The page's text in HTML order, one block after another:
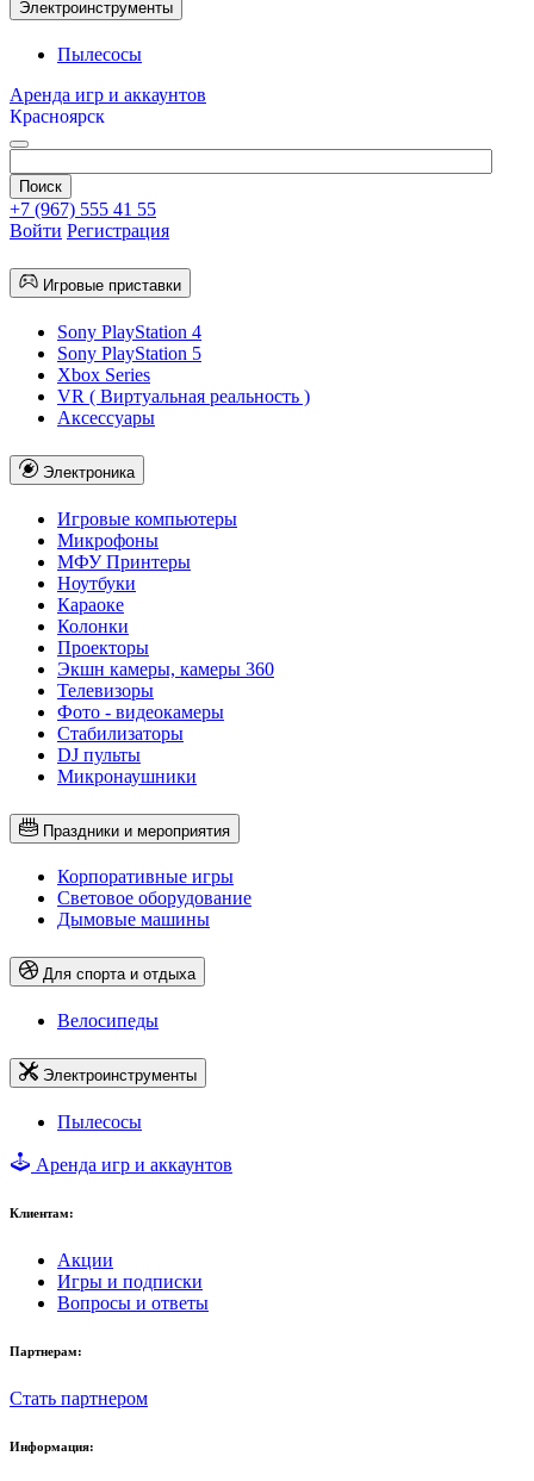
Электроинструменты
Пылесосы
Аренда игр и аккаунтов
Красноярск
+7 (967) 555 41 55
Войти Регистрация
Игровые приставки
Sony PlayStation 4
Sony PlayStation 5
Xbox Series
VR ( Виртуальная реальность )
Аксессуары
Электроника
Игровые компьютеры
Микрофоны
МФУ Принтеры
Ноутбуки
Караоке
Колонки
Проекторы
Экшн камеры, камеры 360
Телевизоры
Фото - видеокамеры
Стабилизаторы
DJ пульты
Микронаушники
Праздники и мероприятия
Корпоративные игры
Световое оборудование
Дымовые машины
Для спорта и отдыха
Велосипеды
Электроинструменты
Пылесосы
Аренда игр и аккаунтов
Клиентам:
Акции
Игры и подписки
Вопросы и ответы
Партнерам:
Стать партнером
Информация: